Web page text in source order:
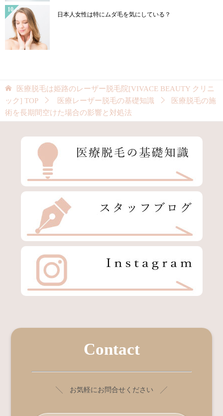
日本人女性は特にムダ毛を気にしている？
医療脱毛は姫路のレーザー脱毛院[VIVACE BEAUTY クリニ
ック] TOP 医療レーザー脱毛の基礎知識
医療脱毛の施
術を長期間空けた場合の影響と対処法
Contact
╲ お気軽にお問合せください ╱